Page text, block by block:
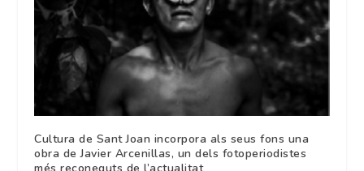
Cultura de Sant Joan incorpora als seus fons una
obra de Javier Arcenillas, un dels fotoperiodistes